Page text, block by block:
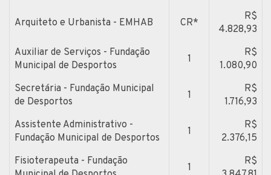
Arquiteto e Urbanista - EMHAB CR*
R$
4.828,93
Auxiliar de Serviços - Fundação
Municipal de Desportos
1
R$
1.080,90
Secretária - Fundação Municipal
de Desportos
1
R$
1.716,93
Assistente Administrativo -
Fundação Municipal de Desportos
1
R$
2.376,15
Fisioterapeuta - Fundação
1
R$